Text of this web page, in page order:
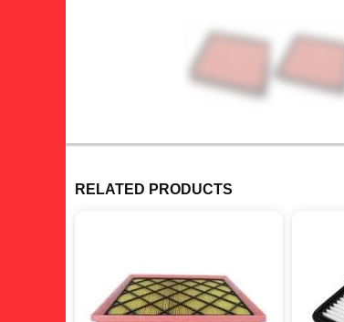
RELATED PRODUCTS